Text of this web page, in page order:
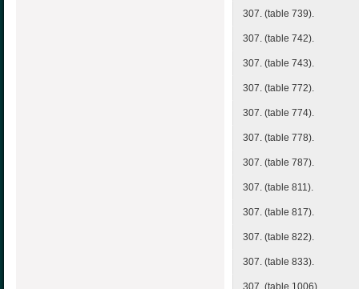
307. (table 739).
307. (table 742).
307. (table 743).
307. (table 772).
307. (table 774).
307. (table 778).
307. (table 787).
307. (table 811).
307. (table 817).
307. (table 822).
307. (table 833).